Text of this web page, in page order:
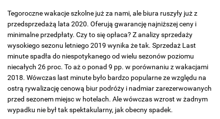
Tegoroczne wakacje szkolne już za nami, ale biura ruszyły już z
przedsprzedażą lata 2020. Oferują gwarancję najniższej ceny i
minimalne przedpłaty. Czy to się opłaca? Z analizy sprzedaży
wysokiego sezonu letniego 2019 wynika że tak. Sprzedaż Last
minute spadła do niespotykanego od wielu sezonów poziomu
niecałych 26 proc. To aż o ponad 9 pp. w porównaniu z wakacjami
2018. Wówczas last minute było bardzo popularne ze względu na
ostrą rywalizację cenową biur podróży i nadmiar zarezerwowanych
przed sezonem miejsc w hotelach. Ale wówczas wzrost w żadnym
wypadku nie był tak spektakularny, jak obecny spadek.